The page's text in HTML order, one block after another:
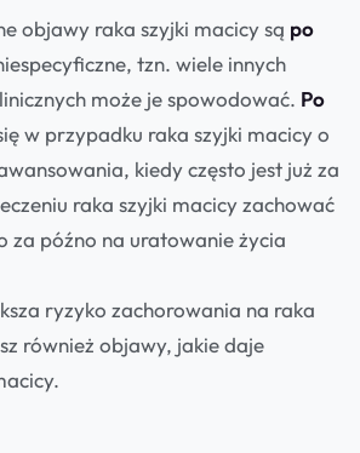
objawy raka szyjki macicy są po
tzn. wiele innych
może je spowodować. Po
w przypadku raka szyjki macicy o
kiedy często jest już za
raka szyjki macicy zachować
za późno na uratowanie życia
ryzyko zachorowania na raka
również objawy, jakie daje